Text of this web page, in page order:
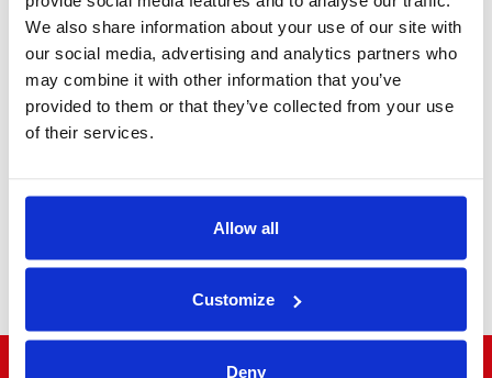
We also share information about your use of our site with
our social media, advertising and analytics partners who
may combine it with other information that you’ve
provided to them or that they’ve collected from your use
of their services.
Allow all
Customize
Deny
MPV Executive
Minibus